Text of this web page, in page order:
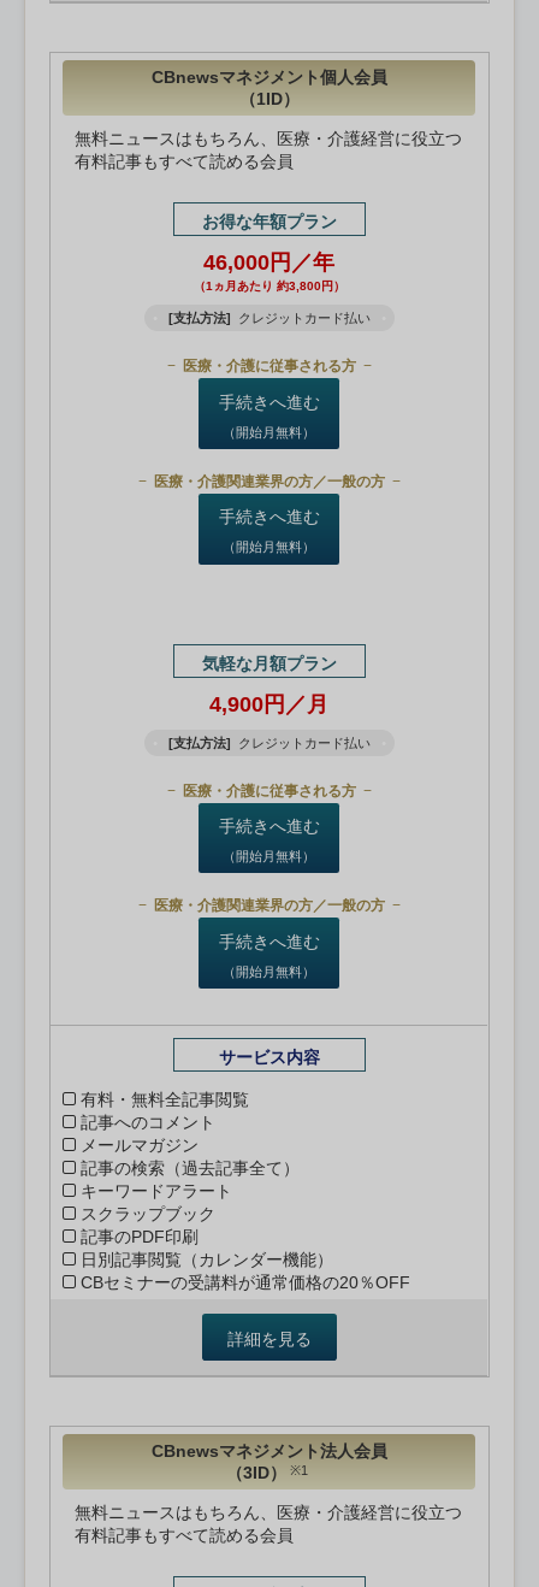
CBnewsマネジメント個人会員
（1ID）
無料ニュースはもちろん、医療・介護経営に役立つ
有料記事もすべて読める会員
お得な年額プラン
46,000円／年
（1ヵ月あたり 約3,800円）
[支払方法] クレジットカード払い
医療・介護に従事される方
手続きへ進む
（開始月無料）
医療・介護関連業界の方／一般の方
手続きへ進む
（開始月無料）
気軽な月額プラン
4,900円／月
[支払方法] クレジットカード払い
医療・介護に従事される方
手続きへ進む
（開始月無料）
医療・介護関連業界の方／一般の方
手続きへ進む
（開始月無料）
サービス内容
有料・無料全記事閲覧
記事へのコメント
メールマガジン
記事の検索（過去記事全て）
キーワードアラート
スクラップブック
記事のPDF印刷
日別記事閲覧（カレンダー機能）
CBセミナーの受講料が通常価格の20％OFF
詳細を見る
CBnewsマネジメント法人会員
（3ID）
※1
無料ニュースはもちろん、医療・介護経営に役立つ
有料記事もすべて読める会員